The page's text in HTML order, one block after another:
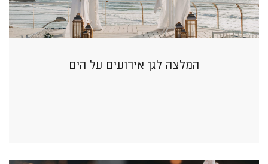
המלצה לגן אירועים על הים